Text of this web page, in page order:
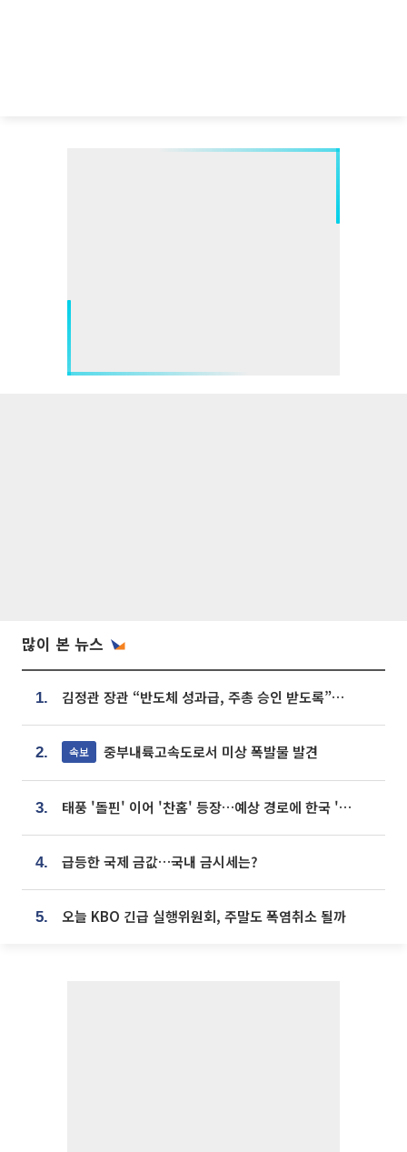
많이 본 뉴스
1. 김정관 장관 “반도체 성과급, 주총 승인 받도록”…상법·자본시장법 개정 시사
2. 속보 중부내륙고속도로서 미상 폭발물 발견
3. 태풍 '돌핀' 이어 '찬홈' 등장…예상 경로에 한국 '한숨'
4. 급등한 국제 금값…국내 금시세는?
5. 오늘 KBO 긴급 실행위원회, 주말도 폭염취소 될까